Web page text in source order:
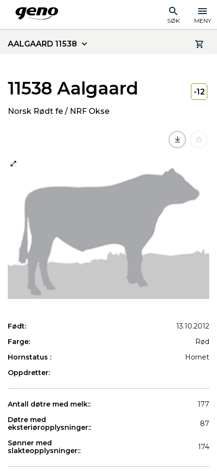
SØK MENY
AALGAARD 11538
11538 Aalgaard
Norsk Rødt fe / NRF Okse
-12
Født:
13.10.2012
Farge:
Rød
Hornstatus :
Hornet
Oppdretter:
Antall døtre med melk::
177
Døtre med
eksteriøropplysninger::
87
Sønner med
slakteopplysninger::
174